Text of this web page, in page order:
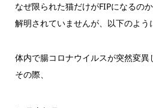
なぜ限られた猫だけがFIPになるの
解明されていませんが、以下のよう
体内で腸コロナウイルスが突然変異
その際、